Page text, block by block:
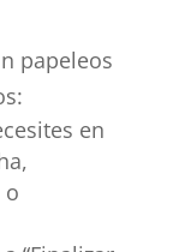
papeleos
en
o